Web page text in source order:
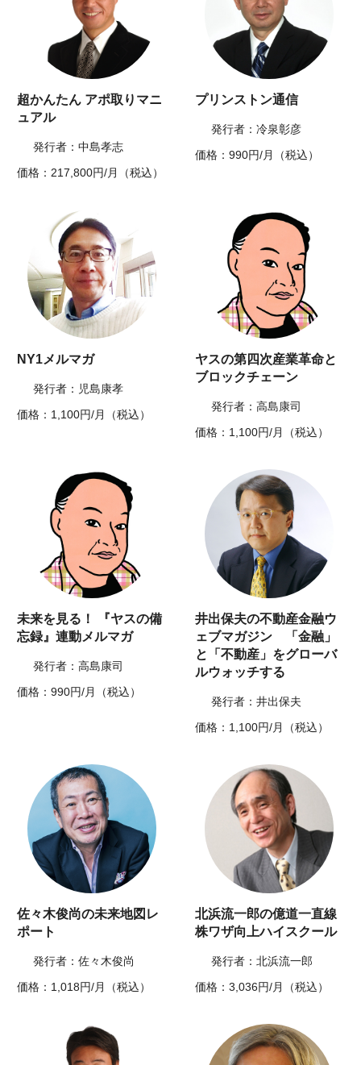
超かんたん アポ取りマニ
ュアル
発行者：中島孝志
価格：217,800円/月（税込）
プリンストン通信
発行者：冷泉彰彦
価格：990円/月（税込）
NY1メルマガ
発行者：児島康孝
価格：1,100円/月（税込）
ヤスの第四次産業革命と
ブロックチェーン
発行者：高島康司
価格：1,100円/月（税込）
未来を見る！ 『ヤスの備
忘録』連動メルマガ
発行者：高島康司
価格：990円/月（税込）
井出保夫の不動産金融ウ
ェブマガジン 「金融」
と「不動産」をグローバ
ルウォッチする
発行者：井出保夫
価格：1,100円/月（税込）
佐々木俊尚の未来地図レ
ポート
発行者：佐々木俊尚
価格：1,018円/月（税込）
北浜流一郎の億道一直線
株ワザ向上ハイスクール
発行者：北浜流一郎
価格：3,036円/月（税込）